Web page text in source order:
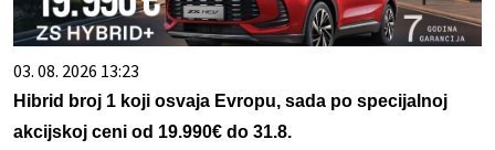
03. 08. 2026 13:23
Hibrid broj 1 koji osvaja Evropu, sada po specijalnoj
akcijskoj ceni od 19.990€ do 31.8.